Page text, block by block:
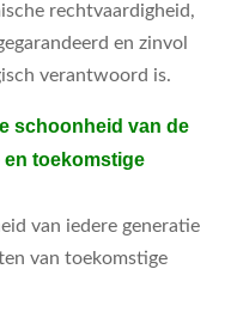
rechtvaardigheid,
en zinvol
verantwoord is.
schoonheid van de
toekomstige
van iedere generatie
van toekomstige